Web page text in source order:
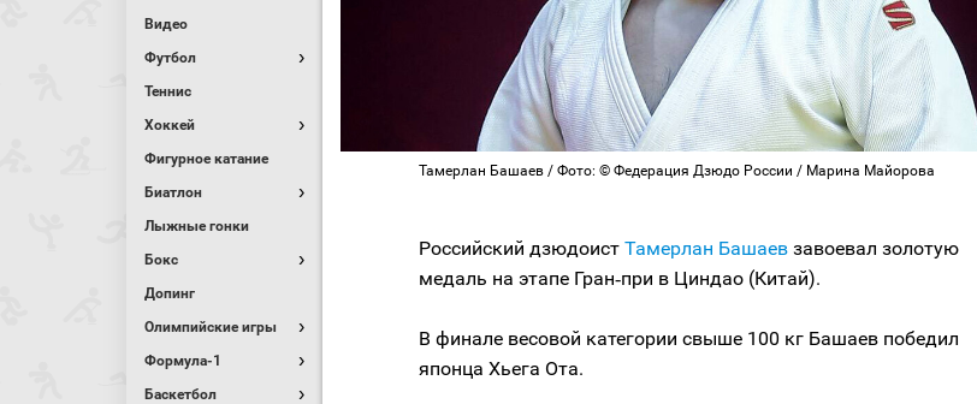
Видео
Футбол
Теннис
Хоккей
Фигурное катание
Биатлон
Лыжные гонки
Бокс
Допинг
Олимпийские игры
Формула-1
Баскетбол
Тамерлан Башаев / Фото: © Федерация Дзюдо России / Марина Майорова
Российский дзюдоист Тамерлан Башаев завоевал золотую
медаль на этапе Гран‑при в Циндао (Китай).
В финале весовой категории свыше 100 кг Башаев победил
японца Хьега Ота.